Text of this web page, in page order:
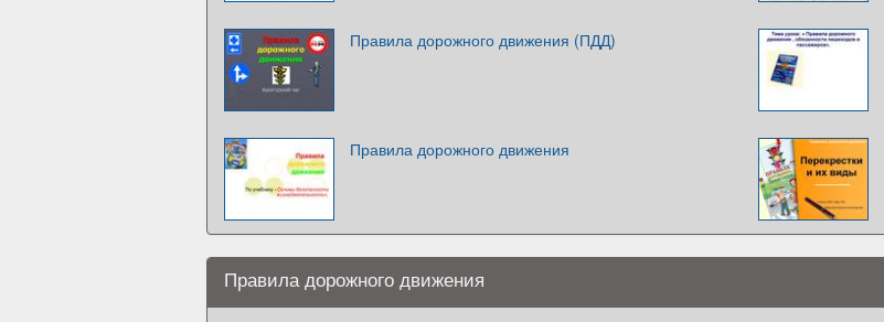
Правила дорожного движения (ПДД)
Правила дорожного движения
Правила дорожного движения